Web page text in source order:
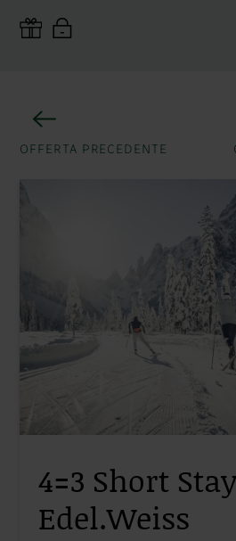
OFFERTA PRECEDENTE
4=3 Short Stay
Edel.Weiss